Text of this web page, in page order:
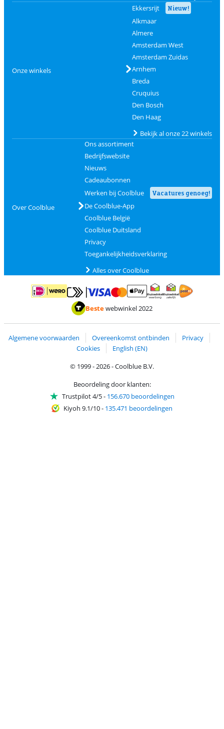
Onze winkels
Ekkersrijt Nieuw!
Alkmaar
Almere
Amsterdam West
Amsterdam Zuidas
Arnhem
Breda
Cruquius
Den Bosch
Den Haag
Bekijk al onze 22 winkels
Over Coolblue
Ons assortiment
Bedrijfswebsite
Nieuws
Cadeaubonnen
Werken bij Coolblue
Vacatures genoeg!
De Coolblue-App
Coolblue België
Coolblue Duitsland
Privacy
Toegankelijkheidsverklaring
Alles over Coolblue
Betalen met iDEAL | WeroBetalen met MasterCard en Visa via ClickToPay
Betalen met ApplePay
Thuiswinkel waarborg
Bestewebwinkel 2022
Algemene voorwaarden Overeenkomst ontbinden
Privacy
Cookies
English (EN)
© 1999 - 2026 - Coolblue B.V.
Beoordeling door klanten:
Trustpilot 4/5- 156.670 beoordelingen
Kiyoh 9.1/10- 135.471 beoordelingen